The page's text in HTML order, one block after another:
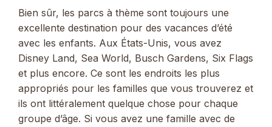
Bien sûr, les parcs à thème sont toujours une
excellente destination pour des vacances d’été
avec les enfants. Aux États-Unis, vous avez
Disney Land, Sea World, Busch Gardens, Six Flags
et plus encore. Ce sont les endroits les plus
appropriés pour les familles que vous trouverez et
ils ont littéralement quelque chose pour chaque
groupe d’âge. Si vous avez une famille avec de